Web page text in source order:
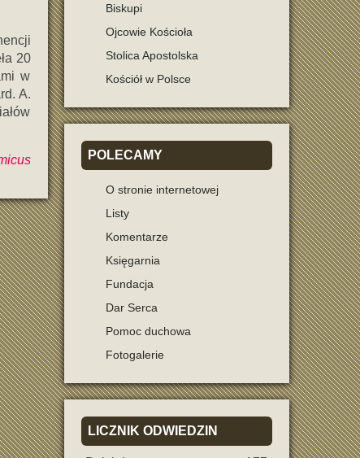
20
w
A.
Biskupi
Ojcowie Kościoła
Stolica Apostolska
Kościół w Polsce
POLECAMY
O stronie internetowej
Listy
Komentarze
Księgarnia
Fundacja
Dar Serca
Pomoc duchowa
Fotogalerie
LICZNIK ODWIEDZIN